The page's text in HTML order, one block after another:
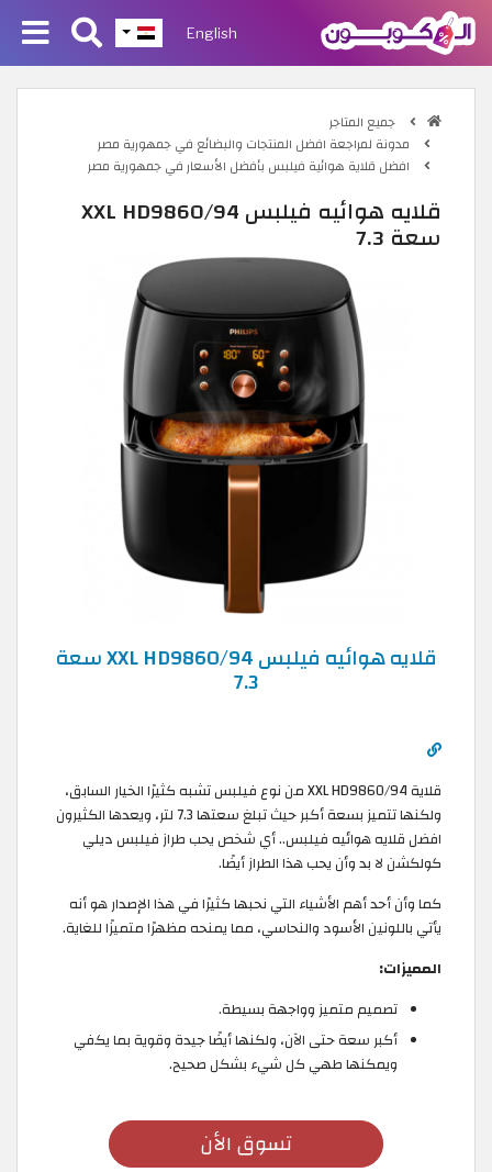
English
جميع المتاجر
مدونة لمراجعة افضل المنتجات والبضائع في جمهورية مصر
افضل قلاية هوائية فيلبس بأفضل الأسعار في جمهورية مصر
قلايه هوائيه فيلبس XXL HD9860/94
سعة 7.3
قلايه هوائيه فيلبس XXL HD9860/94 سعة
7.3
قلاية XXL HD9860/94 من نوع فيلبس تشبه كثيرًا الخيار السابق،
ولكنها تتميز بسعة أكبر حيث تبلغ سعتها 7.3 لتر، ويعدها الكثيرون
افضل قلايه هوائيه فيلبس.. أي شخص يحب طراز فيلبس ديلي
كولكشن لا بد وأن يحب هذا الطراز أيضًا.
كما وأن أحد أهم الأشياء التي نحبها كثيرًا في هذا الإصدار هو أنه
يأتي باللونين الأسود والنحاسي، مما يمنحه مظهرًا متميزًا للغاية.
المميزات:
تصميم متميز وواجهة بسيطة.
أكبر سعة حتى الآن، ولكنها أيضًا جيدة وقوية بما يكفي
ويمكنها طهي كل شيء بشكل صحيح.
تسوق الأن